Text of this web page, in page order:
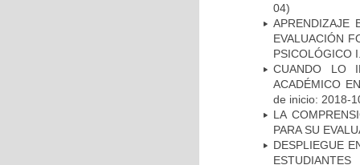
04)
APRENDIZAJE
EVALUACIÓN
PSICOLÓGICO
CUANDO LO
ACADÉMICO
de inicio: 2018-
LA
PARA SU
DESPLIEGUE